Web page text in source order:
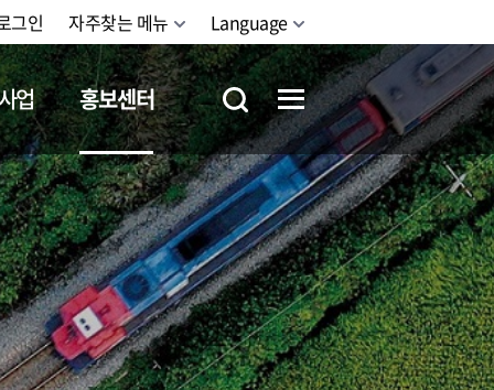
그인 자주찾는 메뉴 Language
업 홍보센터
철도체험